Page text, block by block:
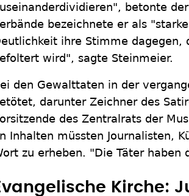
betonte
bezeichnete er als
ihre Stimme dagegen,
wird", sagte Steinmeier.
den Gewalttaten in der
darunter Zeichner des
des Zentralrats der
Inhalten müssten Journalisten,
zu erheben. "Die Täter haben
Kirche: